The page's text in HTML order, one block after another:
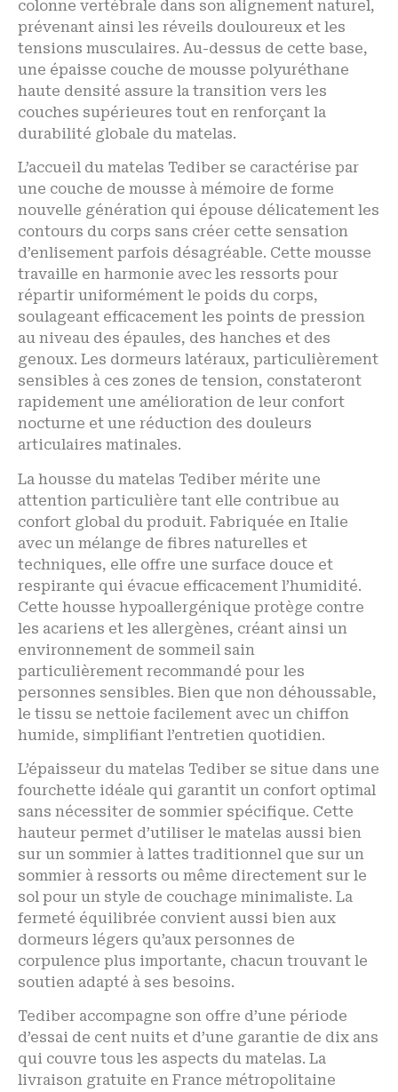
colonne vertébrale dans son alignement naturel,
prévenant ainsi les réveils douloureux et les
tensions musculaires. Au-dessus de cette base,
une épaisse couche de mousse polyuréthane
haute densité assure la transition vers les
couches supérieures tout en renforçant la
durabilité globale du matelas.
L’accueil du matelas Tediber se caractérise par
une couche de mousse à mémoire de forme
nouvelle génération qui épouse délicatement les
contours du corps sans créer cette sensation
d’enlisement parfois désagréable. Cette mousse
travaille en harmonie avec les ressorts pour
répartir uniformément le poids du corps,
soulageant efficacement les points de pression
au niveau des épaules, des hanches et des
genoux. Les dormeurs latéraux, particulièrement
sensibles à ces zones de tension, constateront
rapidement une amélioration de leur confort
nocturne et une réduction des douleurs
articulaires matinales.
La housse du matelas Tediber mérite une
attention particulière tant elle contribue au
confort global du produit. Fabriquée en Italie
avec un mélange de fibres naturelles et
techniques, elle offre une surface douce et
respirante qui évacue efficacement l’humidité.
Cette housse hypoallergénique protège contre
les acariens et les allergènes, créant ainsi un
environnement de sommeil sain
particulièrement recommandé pour les
personnes sensibles. Bien que non déhoussable,
le tissu se nettoie facilement avec un chiffon
humide, simplifiant l’entretien quotidien.
L’épaisseur du matelas Tediber se situe dans une
fourchette idéale qui garantit un confort optimal
sans nécessiter de sommier spécifique. Cette
hauteur permet d’utiliser le matelas aussi bien
sur un sommier à lattes traditionnel que sur un
sommier à ressorts ou même directement sur le
sol pour un style de couchage minimaliste. La
fermeté équilibrée convient aussi bien aux
dormeurs légers qu’aux personnes de
corpulence plus importante, chacun trouvant le
soutien adapté à ses besoins.
Tediber accompagne son offre d’une période
d’essai de cent nuits et d’une garantie de dix ans
qui couvre tous les aspects du matelas. La
livraison gratuite en France métropolitaine